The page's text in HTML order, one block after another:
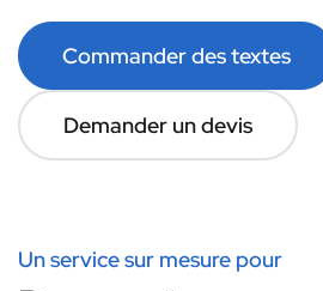
Commander des textes
Demander un devis
Un service sur mesure pour